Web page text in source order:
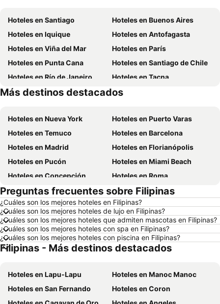
Hoteles en Santiago
Hoteles en Buenos Aires
Hoteles en Iquique
Hoteles en Antofagasta
Hoteles en Viña del Mar
Hoteles en París
Hoteles en Punta Cana
Hoteles en Santiago de Chile
Hoteles en Río de Janeiro
Hoteles en Tacna
Hoteles en Aruba
Hoteles en Brasil
Más destinos destacados
Hoteles en Nueva York
Hoteles en Puerto Varas
Hoteles en Temuco
Hoteles en Barcelona
Hoteles en Madrid
Hoteles en Florianópolis
Hoteles en Pucón
Hoteles en Miami Beach
Hoteles en Concepción
Hoteles en Roma
Hoteles en La Serena
Hoteles en Puerto Montt
Hoteles en Lima
Hoteles en Valdivia
Hoteles en San Andrés
Hoteles en Búzios
Hoteles en Chillán
Hoteles en Arica
Hoteles en Curazao
Hoteles en Chile
Hoteles en Isla de Pascua
Hoteles en Asunción
Hoteles en Cerdeña
Hoteles en Curicó
Preguntas frecuentes sobre Filipinas
¿Cuáles son los mejores hoteles en Filipinas?
¿Cuáles son los mejores hoteles de lujo en Filipinas?
¿Cuáles son los mejores hoteles que admiten mascotas en Filipinas?
¿Cuáles son los mejores hoteles con spa en Filipinas?
¿Cuáles son los mejores hoteles con piscina en Filipinas?
Filipinas - Más destinos destacados
Hoteles en Lapu-Lapu
Hoteles en Manoc Manoc
Hoteles en San Fernando
Hoteles en Coron